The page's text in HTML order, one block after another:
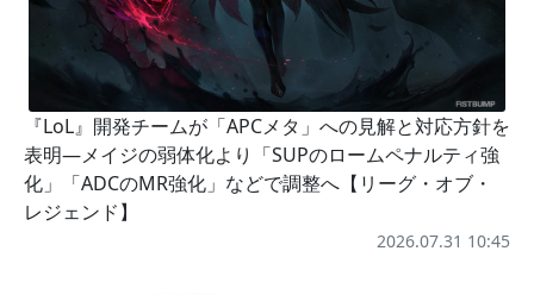
『LoL』開発チームが「APCメタ」への見解と対応方針を
表明―メイジの弱体化より「SUPのロームペナルティ強
化」「ADCのMR強化」などで調整へ【リーグ・オブ・
レジェンド】
2026.07.31 10:45